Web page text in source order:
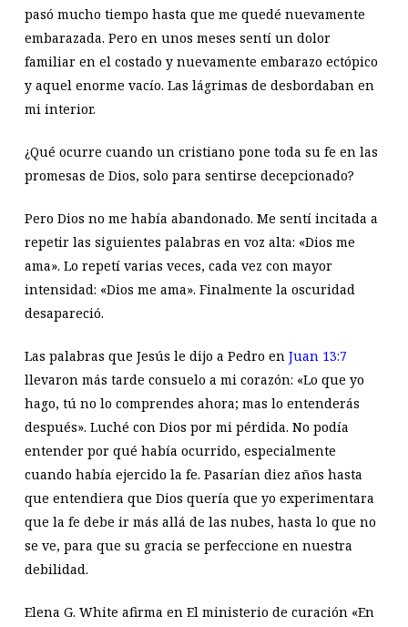
pasó mucho tiempo hasta que me quedé nuevamente
embarazada. Pero en unos meses sentí un dolor
familiar en el costado y nuevamente embarazo ectópico
y aquel enorme vacío. Las lágrimas de desbordaban en
mi interior.
¿Qué ocurre cuando un cristiano pone toda su fe en las
promesas de Dios, solo para sentirse decepcionado?
Pero Dios no me había abandonado. Me sentí incitada a
repetir las siguientes palabras en voz alta: «Dios me
ama». Lo repetí varias veces, cada vez con mayor
intensidad: «Dios me ama». Finalmente la oscuridad
desapareció.
Las palabras que Jesús le dijo a Pedro en Juan 13:7
llevaron más tarde consuelo a mi corazón: «Lo que yo
hago, tú no lo comprendes ahora; mas lo entenderás
después». Luché con Dios por mi pérdida. No podía
entender por qué había ocurrido, especialmente
cuando había ejercido la fe. Pasarían diez años hasta
que entendiera que Dios quería que yo experimentara
que la fe debe ir más allá de las nubes, hasta lo que no
se ve, para que su gracia se perfeccione en nuestra
debilidad.
Elena G. White afirma en El ministerio de curación «En